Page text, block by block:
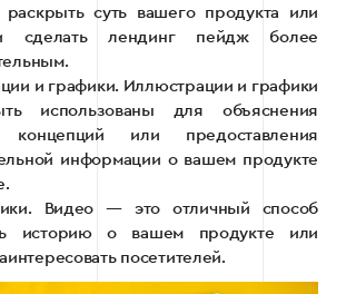
раскрыть суть вашего продукта или
сделать лендинг пейдж более
и графики. Иллюстрации и графики
использованы для объяснения
концепций или предоставления
информации о вашем продукте
Видео — это отличный способ
историю о вашем продукте или
посетителей.